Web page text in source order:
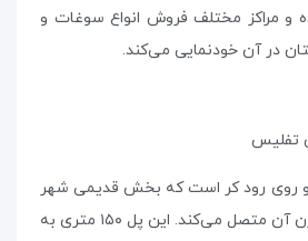
و مراکز مختلف فروش انواع سوغات و
در آن خودنمایی می‌کند.
روی رود کر است که بخش قدیمی شهر
تفلیس را به بخش مدرن آن متصل می‌کند. این پل ۱۵۰ متری به